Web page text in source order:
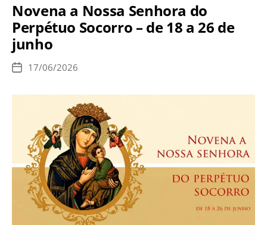
Santa
Filomena
Novena a Nossa Senhora do
Perpétuo Socorro – de 18 a 26 de
junho
Data
publicação
17/06/2026